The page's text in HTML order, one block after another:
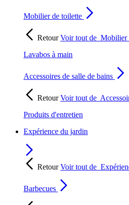
Mobilier de toilette
RetourVoir tout de Mobilier
Lavabos à main
Accessoires de salle de bains
RetourVoir tout de
Produits d'entretien
Expérience du jardin
RetourVoir tout de
Barbecues